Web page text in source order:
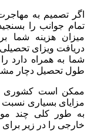
اگر تصمیم به
تمام جوانب را
میزان هزینه شما
دریافت ویزای
شما به همراه دارد
طول تحصیل دچار
ممکن است کشوری
مزایای بسیاری نسبت
به طور کلی چند
خارجی را در زیر